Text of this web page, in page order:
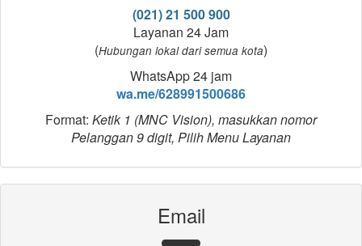
(021) 21 500 900
Layanan 24 Jam
(Hubungan lokal dari semua kota)
WhatsApp 24 jam
wa.me/628991500686
Format: Ketik 1 (MNC Vision), masukkan nomor
Pelanggan 9 digit, Pilih Menu Layanan
Email